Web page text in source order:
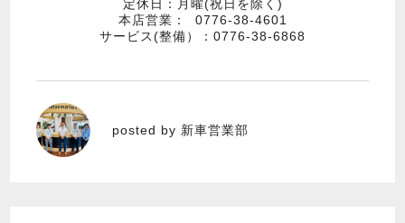
定休日：月曜(祝日を除く)
本店営業： 0776-38-4601
サービス(整備）：0776-38-6868
新車営業部
posted by 新車営業部